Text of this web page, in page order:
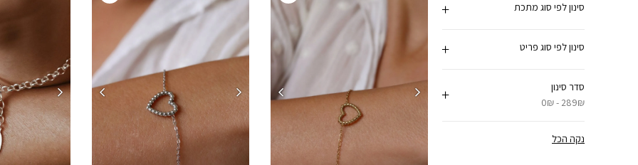
סינון לפי סוג מתכת
סינון לפי סוג פריט
סדר סינון
0₪ - 289₪
נקה הכל